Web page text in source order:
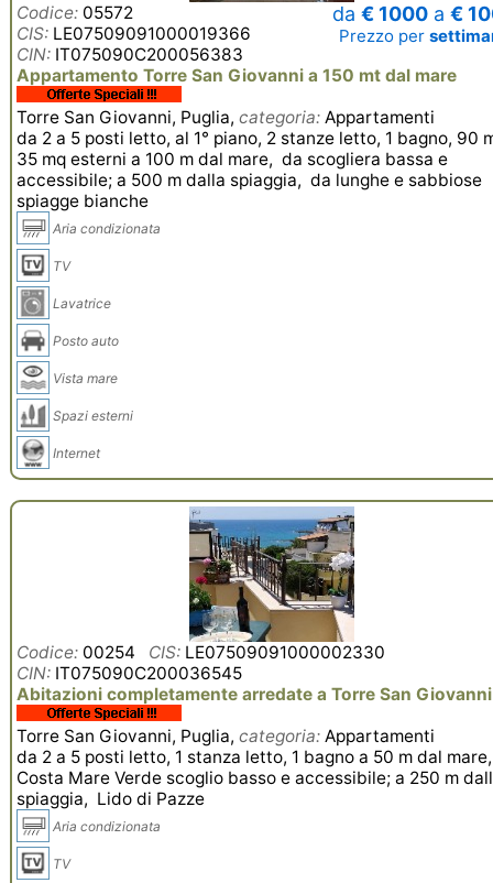
da€ 1000 a€
Prezzo per
Codice: 05572
CIS: LE07509091000019366
CIN: IT075090C200056383
Appartamento Torre San Giovanni a 150 mt dal mare
Torre San Giovanni, Puglia,categoria: Appartamenti
da 2 a 5 posti letto, al 1° piano, 2 stanze letto, 1 bagno, 90
35 mq esterni a 100 m dal mare, da scogliera bassa e
accessibile; a 500 m dalla spiaggia, da lunghe e sabbiose
spiagge bianche
Aria condizionata
TV
Lavatrice
Posto auto
Vista mare
Spazi esterni
Internet
Codice: 00254 CIS: LE07509091000002330
CIN: IT075090C200036545
Abitazioni completamente arredate a Torre San Giovanni
Torre San Giovanni, Puglia,categoria: Appartamenti
da 2 a 5 posti letto, 1 stanza letto, 1 bagno a 50 m dal
Costa Mare Verde scoglio basso e accessibile; a 250 m
spiaggia, Lido di Pazze
Aria condizionata
TV